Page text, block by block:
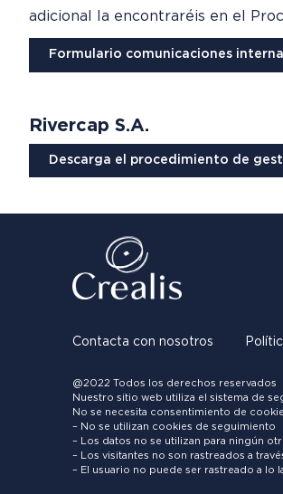
adicional la encontraréis en el
Formulario comunicaciones
Rivercap S.A.
Descarga el procedimiento de
Contacta con nosotros
@2022 Todos los derechos reservados
Nuestro sitio web utiliza el sistema de
No se necesita consentimiento de
– No se utilizan cookies de seguimiento
– Los datos no se utilizan para ningún
– Los visitantes no son rastreados a
– El usuario no puede ser rastreado a